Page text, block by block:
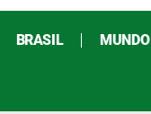
BRASIL MUNDO